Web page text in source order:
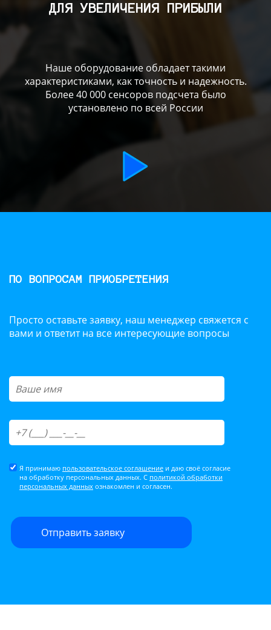
ДЛЯ УВЕЛИЧЕНИЯ ПРИБЫЛИ
Наше оборудование обладает такими
характеристиками, как точность и надежность.
Более 40 000 сенсоров подсчета было
установлено по всей России
ПО ВОПРОСАМ ПРИОБРЕТЕНИЯ
Просто оставьте заявку, наш менеджер свяжется с
вами и ответит на все интересующие вопросы
Я принимаю пользовательское соглашение и даю своё согласие
на обработку персональных данных. С политикой обработки
персональных данных ознакомлен и согласен.